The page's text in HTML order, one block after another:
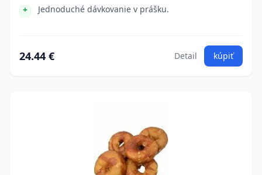
Jednoduché dávkovanie v prášku.
24.44 € Detail kúpiť